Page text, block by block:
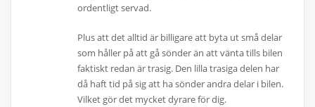
ordentligt servad.
Plus att det alltid är billigare att byta ut små delar
som håller på att gå sönder än att vänta tills bilen
faktiskt redan är trasig. Den lilla trasiga delen har
då haft tid på sig att ha sönder andra delar i bilen.
Vilket gör det mycket dyrare för dig.